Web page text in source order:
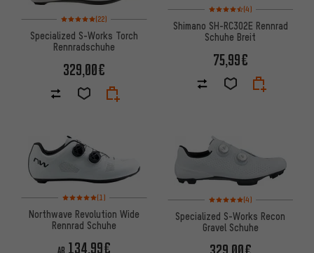
Bewertungen: 5 von 5 basierend auf 22 Bewertungen
(22)
Specialized S-Works Torch
Rennradschuhe
329,00€
Bewertungen: 4,5 von 5
(4)
Shimano SH-RC302E Rennrad
Schuhe Breit
75,99€
Bewertungen: 5 von 5 basierend auf 1 Bewertungen
(1)
Northwave Revolution Wide
Rennrad Schuhe
AB 134,99€
Bewertungen: 5 von 5
(4)
Specialized S-Works Recon
Gravel Schuhe